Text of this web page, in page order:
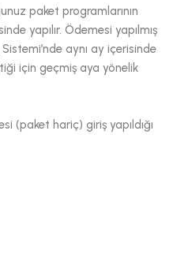
paket programlarının
yapılır. Ödemesi yapılmış
aynı ay içerisinde
için geçmiş aya yönelik
(paket hariç) giriş yapıldığı